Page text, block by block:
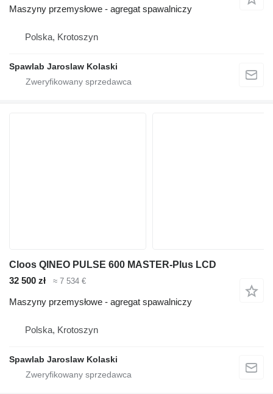
Maszyny przemysłowe - agregat spawalniczy
Polska, Krotoszyn
Spawlab Jaroslaw Kolaski
Cloos QINEO PULSE 600 MASTER-Plus LCD
32 500 zł
≈ 7 534 €
Maszyny przemysłowe - agregat spawalniczy
Polska, Krotoszyn
Spawlab Jaroslaw Kolaski